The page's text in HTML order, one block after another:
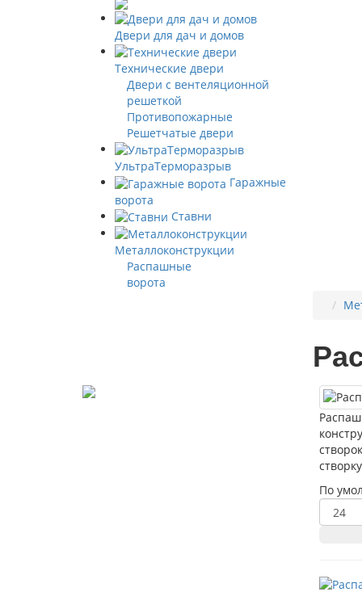
Двери для дач и домов
Технические двери
Двери с вентеляционной
решеткой
Противопожарные
Решетчатые двери
УльтраТерморазрыв
Гаражные
ворота
Ставни
Металлоконструкции
Распашные
ворота
По